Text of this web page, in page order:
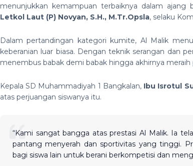
menunjukkan kemampuan terbaiknya dalam ajang
Letkol Laut (P) Novyan, S.H., M.Tr.Opsla, selaku
Dalam pertandingan kategori kumite, Al Malik
keberanian luar biasa. Dengan teknik serangan dan
menembus babak demi babak hingga akhirnya meraih
Kepala SD Muhammadiyah 1 Bangkalan, Ibu Isrotul
atas perjuangan siswanya itu.
“Kami sangat bangga atas prestasi Al Malik. Ia
pantang menyerah dan sportivitas yang tinggi.
bagi siswa lain untuk berani berkompetisi dan